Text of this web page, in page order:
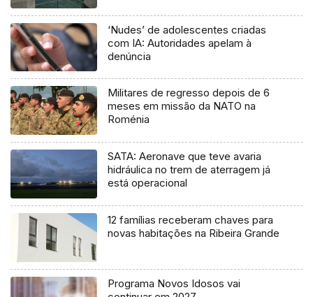
‘Nudes’ de adolescentes criadas
com IA: Autoridades apelam à
denúncia
Militares de regresso depois de 6
meses em missão da NATO na
Roménia
SATA: Aeronave que teve avaria
hidráulica no trem de aterragem já
está operacional
12 famílias receberam chaves para
novas habitações na Ribeira Grande
Programa Novos Idosos vai